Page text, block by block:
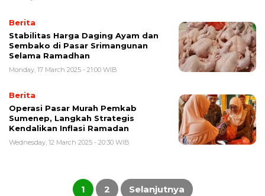
Berita
Stabilitas Harga Daging Ayam dan
Sembako di Pasar Srimangunan
Selama Ramadhan
Monday, 17 March 2025 - 21:00 WIB
Berita
Operasi Pasar Murah Pemkab
Sumenep, Langkah Strategis
Kendalikan Inflasi Ramadan
Wednesday, 12 March 2025 - 20:30 WIB
pagination
1 2 Selanjutnya